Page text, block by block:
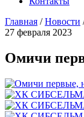
Главная /Новости
27 февраля 2023
Омичи